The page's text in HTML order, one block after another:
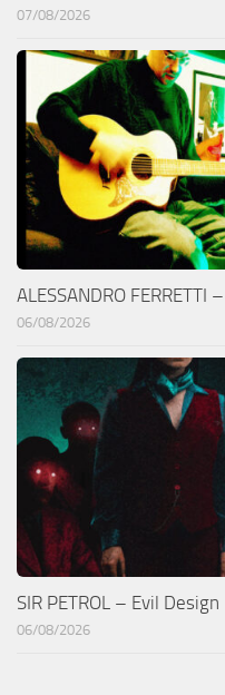
07/08/2026
ALESSANDRO FERRETTI
06/08/2026
SIR PETROL – Evil Design
06/08/2026